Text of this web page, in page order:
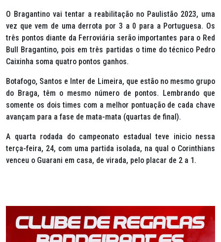
O Bragantino vai tentar a reabilitação no Paulistão 2023, uma
vez que vem de uma derrota por 3 a 0 para a Portuguesa. Os
três pontos diante da Ferroviária serão importantes para o Red
Bull Bragantino, pois em três partidas o time do técnico Pedro
Caixinha soma quatro pontos ganhos.
Botafogo, Santos e Inter de Limeira, que estão no mesmo grupo
do Braga, têm o mesmo número de pontos. Lembrando que
somente os dois times com a melhor pontuação de cada chave
avançam para a fase de mata-mata (quartas de final).
A quarta rodada do campeonato estadual teve inicio nessa
terça-feira, 24, com uma partida isolada, na qual o Corinthians
venceu o Guarani em casa, de virada, pelo placar de 2 a 1.